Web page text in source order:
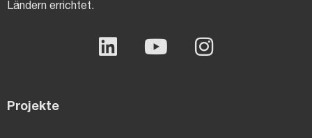
Ländern errichtet.
Projekte